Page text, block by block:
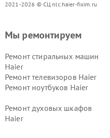
2021-2026 © СЦ nlc.haier-fixim.ru
Мы ремонтируем
Ремонт стиральных машин
Haier
Ремонт телевизоров Haier
Ремонт ноутбуков Haier
Ремонт духовых шкафов
Haier